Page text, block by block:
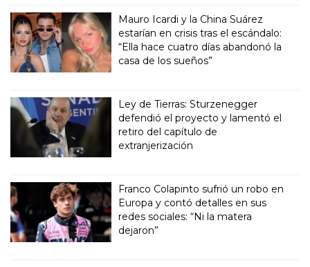
Mauro Icardi y la China Suárez
estarían en crisis tras el escándalo:
“Ella hace cuatro días abandonó la
casa de los sueños”
Ley de Tierras: Sturzenegger
defendió el proyecto y lamentó el
retiro del capítulo de
extranjerización
Franco Colapinto sufrió un robo en
Europa y contó detalles en sus
redes sociales: “Ni la matera
dejaron”